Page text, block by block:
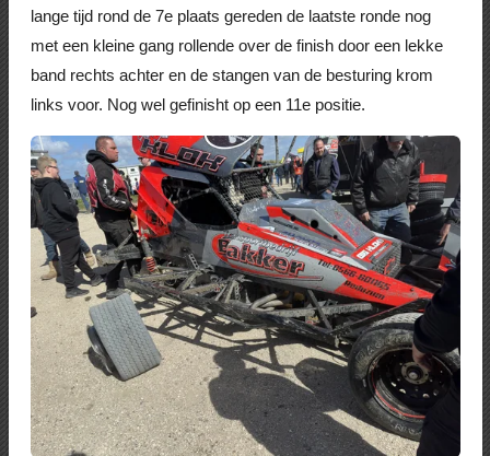
lange tijd rond de 7e plaats gereden de laatste ronde nog
met een kleine gang rollende over de finish door een lekke
band rechts achter en de stangen van de besturing krom
links voor. Nog wel gefinisht op een 11e positie.